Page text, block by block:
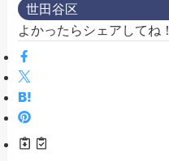
世田谷区
よかったらシェアしてね！